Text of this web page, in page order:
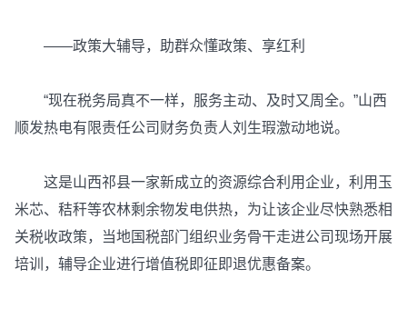
——政策大辅导，助群众懂政策、享红利
“现在税务局真不一样，服务主动、及时又周全。”山西
顺发热电有限责任公司财务负责人刘生瑕激动地说。
这是山西祁县一家新成立的资源综合利用企业，利用玉
米芯、秸秆等农林剩余物发电供热，为让该企业尽快熟悉相
关税收政策，当地国税部门组织业务骨干走进公司现场开展
培训，辅导企业进行增值税即征即退优惠备案。